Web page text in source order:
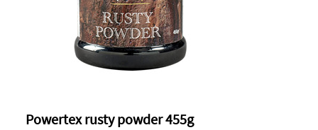
Powertex rusty powder 455g